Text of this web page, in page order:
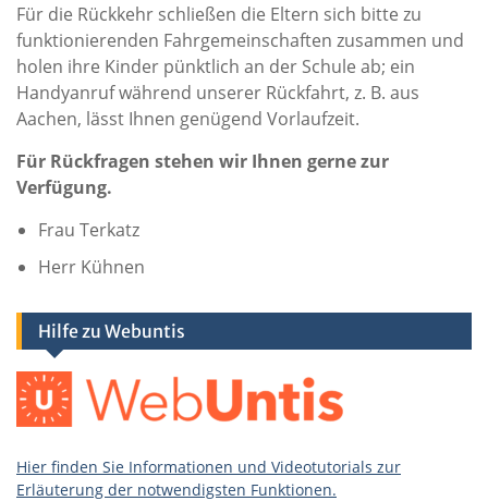
Für die Rückkehr schließen die Eltern sich bitte zu
funktionierenden Fahrgemeinschaften zusammen und
holen ihre Kinder pünktlich an der Schule ab; ein
Handyanruf während unserer Rückfahrt, z. B. aus
Aachen, lässt Ihnen genügend Vorlaufzeit.
Für Rückfragen stehen wir Ihnen gerne zur
Verfügung.
Frau Terkatz
Herr Kühnen
Hilfe zu Webuntis
Hier finden Sie Informationen und Videotutorials zur
Erläuterung der notwendigsten Funktionen.